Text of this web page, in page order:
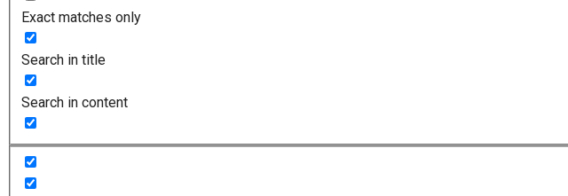
Exact matches only
Search in title
Search in content